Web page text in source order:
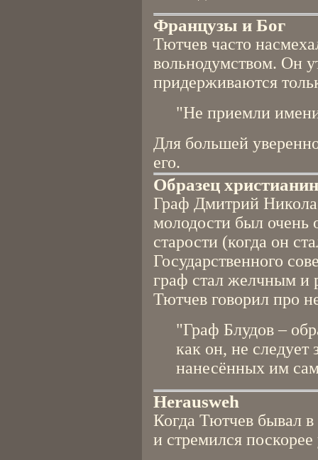
Французы и Бог
Тютчев часто
вольнодумством. Он
придерживаются
"Не приемли имени
Для большей
его.
Образец
Граф Дмитрий
молодости был очень
старости (когда он
Государственного
граф стал желчным и
Тютчев говорил про
"Граф Блудов –
как он, не следует
нанесённых им
Herausweh
Когда Тютчев бывал в
и стремился